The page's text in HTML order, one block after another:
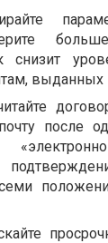
снизит
после